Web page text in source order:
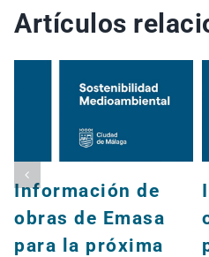
Artículos
Información de
obras de Emasa
para la próxima